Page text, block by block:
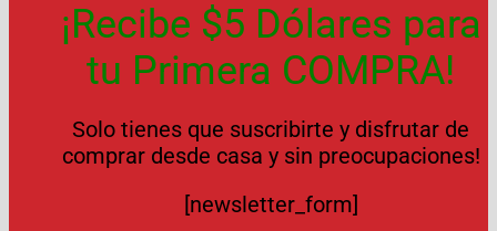
¡Recibe $5 Dólares para
tu Primera COMPRA!
Solo tienes que suscribirte y disfrutar de
comprar desde casa y sin preocupaciones!
[newsletter_form]